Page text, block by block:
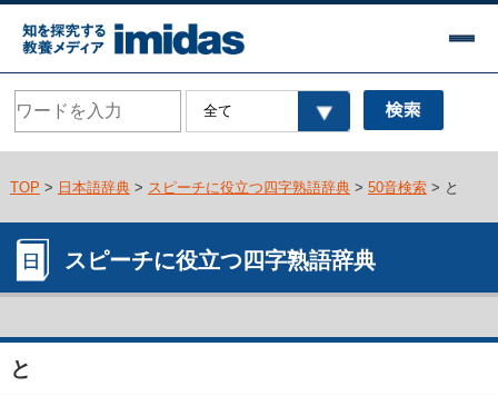
TOP > 日本語辞典> スピーチに役立つ四字熟語辞典> 50音検索> と
スピーチに役立つ四字熟語辞典
と